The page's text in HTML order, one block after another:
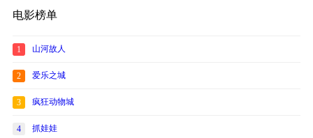
电影榜单
1 山河故人
2 爱乐之城
3 疯狂动物城
4 抓娃娃